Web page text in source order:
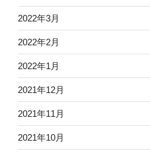
2022年3月
2022年2月
2022年1月
2021年12月
2021年11月
2021年10月